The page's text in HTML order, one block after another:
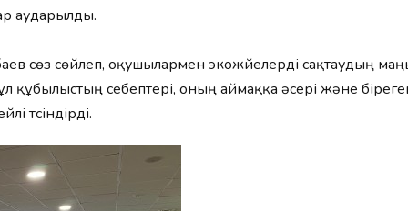
аударылды.
сөз сөйлеп, оқушылармен экожүйелерді сақтаудың
құбылыстың себептері, оның аймаққа әсері және
түсіндірді.